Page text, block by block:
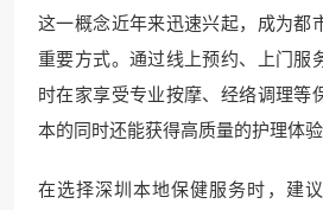
这一概念近年来迅速兴起，成为都
重要方式。通过线上预约、上门服
时在家享受专业按摩、经络调理等
本的同时还能获得高质量的护理体验
在选择深圳本地保健服务时，建